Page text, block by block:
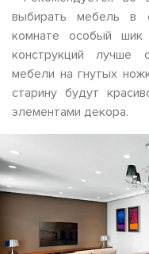
выбирать мебель в
комнате особый
конструкций лучше
мебели на гнутых
старину будут
элементами декора.